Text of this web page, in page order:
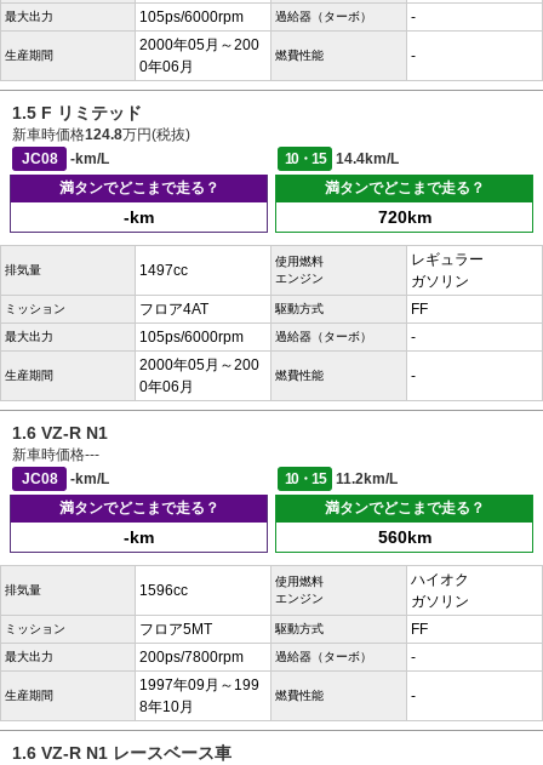
最大出力 105ps/6000rpm 過給器（ターボ） -
生産期間
2000年05月～200
0年06月
燃費性能 -
1.5 F リミテッド
新車時価格124.8万円(税抜)
JC08
-km/L 10・15
14.4km/L
満タンでどこまで走る？
-km
満タンでどこまで走る？
720km
排気量 1497cc
使用燃料
エンジン
レギュラー
ガソリン
ミッション フロア4AT 駆動方式 FF
最大出力 105ps/6000rpm 過給器（ターボ） -
生産期間
2000年05月～200
0年06月
燃費性能 -
1.6 VZ-R N1
新車時価格---
JC08
-km/L 10・15
11.2km/L
満タンでどこまで走る？
-km
満タンでどこまで走る？
560km
排気量 1596cc
使用燃料
エンジン
ハイオク
ガソリン
ミッション フロア5MT 駆動方式 FF
最大出力 200ps/7800rpm 過給器（ターボ） -
生産期間
1997年09月～199
8年10月
燃費性能 -
1.6 VZ-R N1 レースベース車